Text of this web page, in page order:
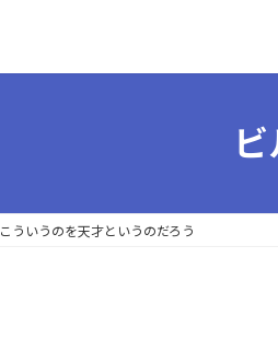
こういうのを天才というのだろう